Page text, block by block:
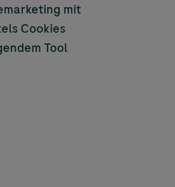
mit
Cookies
Tool